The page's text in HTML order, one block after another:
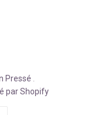
Pressé .
par Shopify